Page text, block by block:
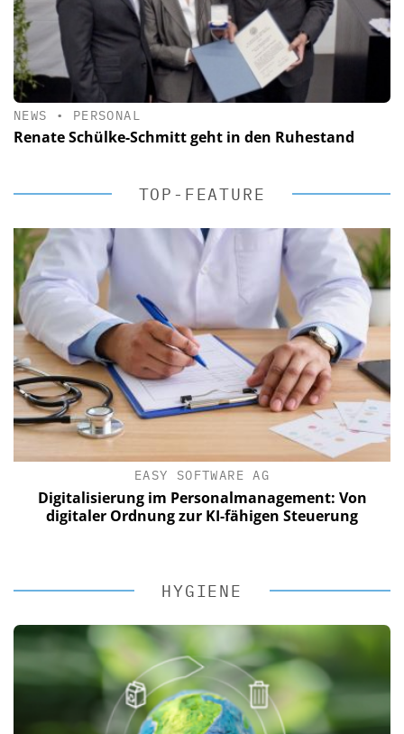
NEWS • PERSONAL
Renate Schülke-Schmitt geht in den Ruhestand
TOP-FEATURE
EASY SOFTWARE AG
Digitalisierung im Personalmanagement: Von
digitaler Ordnung zur KI-fähigen Steuerung
HYGIENE